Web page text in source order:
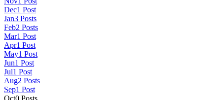
Dec1 Post
Jan3 Posts
Feb2 Posts
Mar1 Post
Apr1 Post
May1 Post
Jun1 Post
Jul1 Post
Aug2 Posts
Sep1 Post
Oct0 Posts